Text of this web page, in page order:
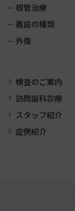
根管治療
義歯の種類
外傷
検査のご案内
訪問歯科診療
スタッフ紹介
症例紹介